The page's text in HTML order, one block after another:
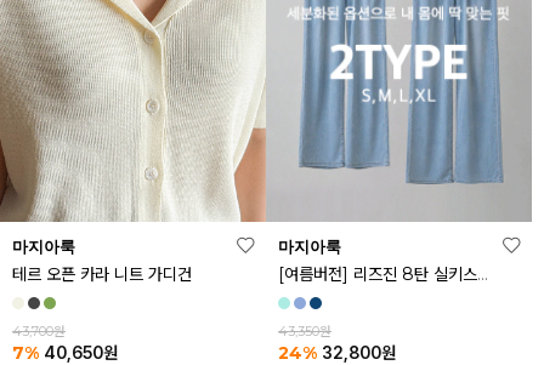
마지아룩
테르 오픈 카라 니트 가디건
43,700원
7% 40,650원
마지아룩
[여름버전] 리즈진 8탄 실키스판 와이드 아이스 데님 팬츠
43,350원
24% 32,800원